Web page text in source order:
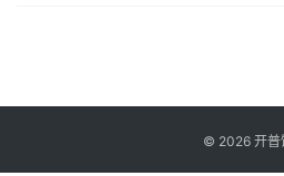
© 2026 开普